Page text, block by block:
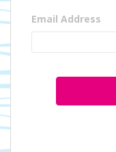
Email Address